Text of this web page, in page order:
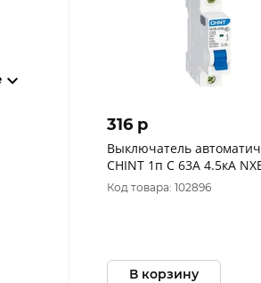
316 p
Выключатель
CHINT 1п C 63А 4.5кА
296716
Код товара: 102896
В корзину